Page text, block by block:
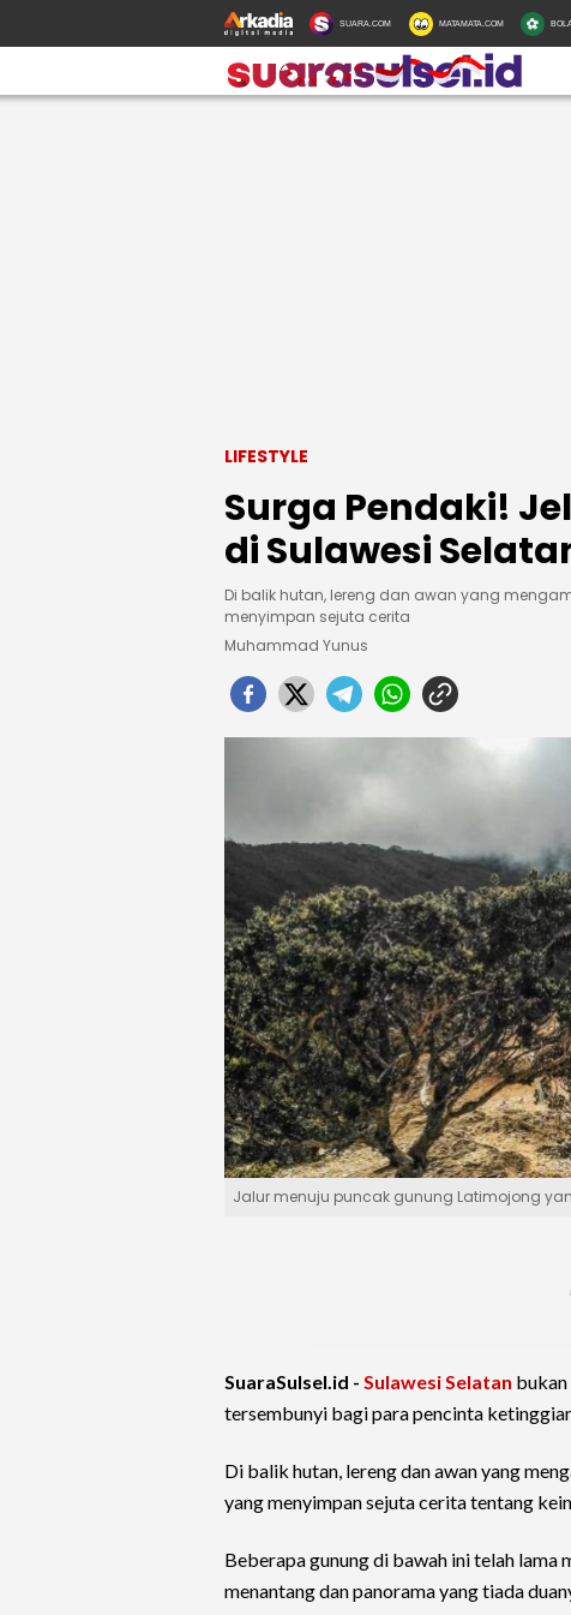
SUARA.COM MATAMATA.COM
LIFESTYLE
Surga Pendaki!
di Sulawesi
Di balik hutan, lereng dan awan yang
menyimpan sejuta cerita
Muhammad Yunus
Jalur menuju puncak gunung Latimojong
SuaraSulsel.id - Sulawesi Selatan bukan
tersembunyi bagi para pencinta
Di balik hutan, lereng dan awan yang
yang menyimpan sejuta cerita tentang
Beberapa gunung di bawah ini telah
menantang dan panorama yang tiada